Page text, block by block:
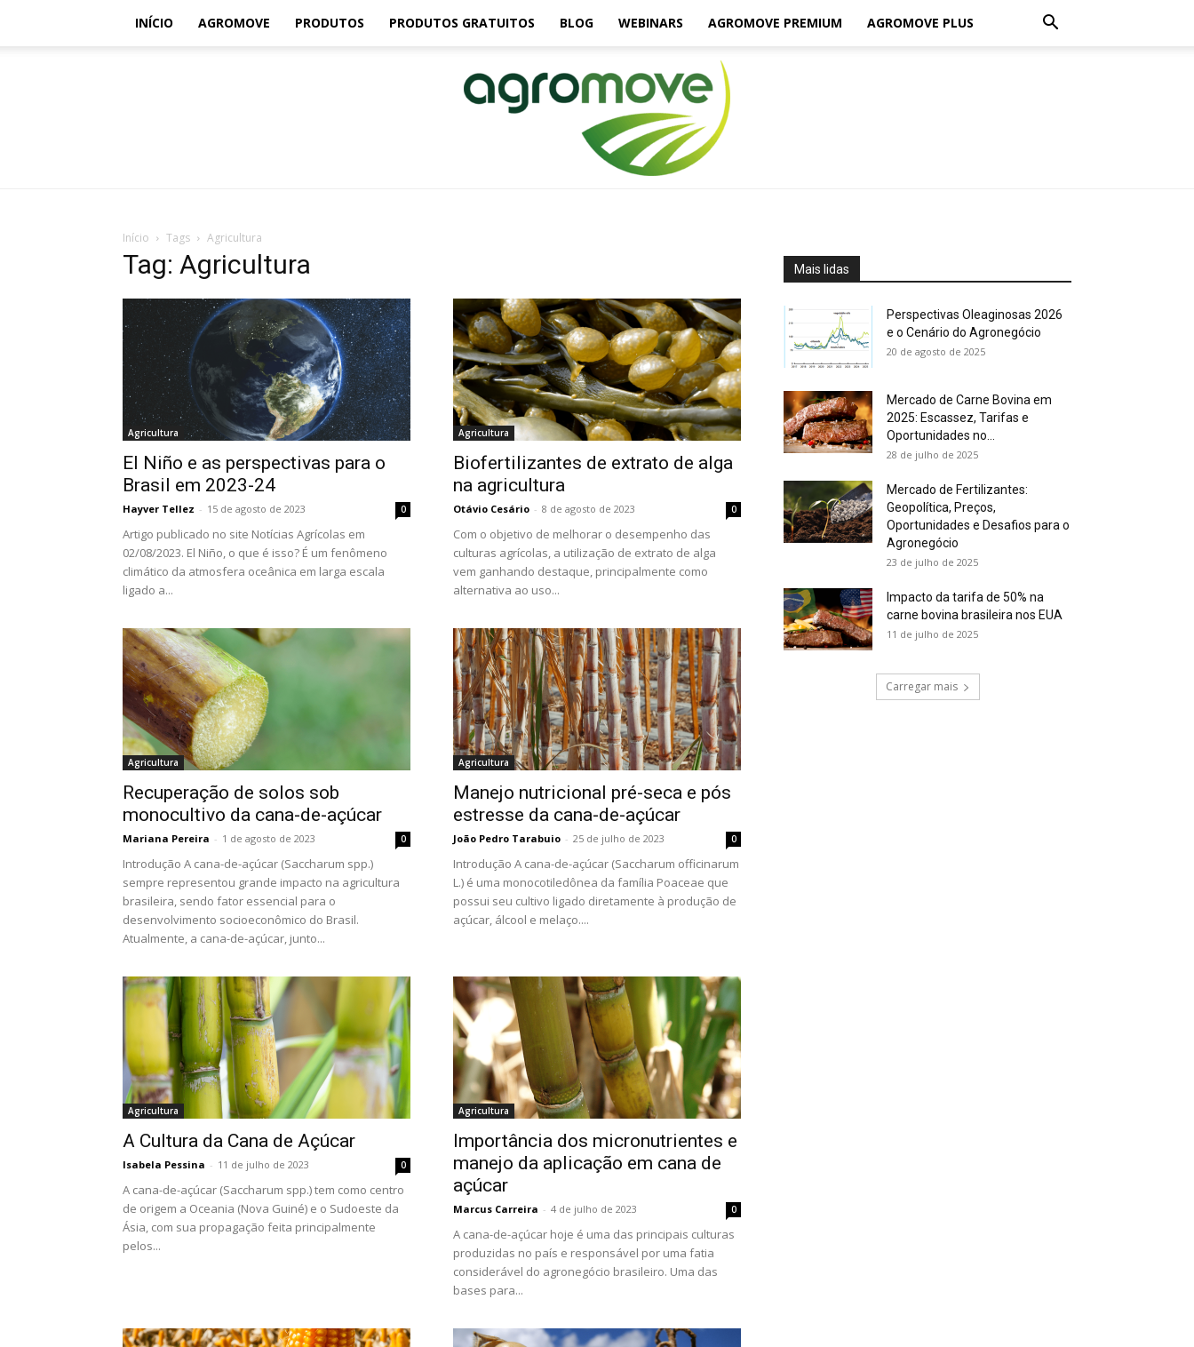
INÍCIO AGROMOVE PRODUTOS PRODUTOS GRATUITOS BLOG WEBINARS AGROMOVE PREMIUM AGROMOVE PLUS
Início Tags Agricultura
Tag: Agricultura
Agricultura
El Niño e as perspectivas para o
Brasil em 2023-24
Hayver Tellez - 15 de agosto de 2023 0
Artigo publicado no site Notícias Agrícolas em
02/08/2023. El Niño, o que é isso? É um fenômeno
climático da atmosfera oceânica em larga escala
ligado a...
Agricultura
Biofertilizantes de extrato de alga
na agricultura
Otávio Cesário - 8 de agosto de 2023 0
Com o objetivo de melhorar o desempenho das
culturas agrícolas, a utilização de extrato de alga
vem ganhando destaque, principalmente como
alternativa ao uso...
Agricultura
Recuperação de solos sob
monocultivo da cana-de-açúcar
Mariana Pereira - 1 de agosto de 2023 0
Introdução A cana-de-açúcar (Saccharum spp.)
sempre representou grande impacto na agricultura
brasileira, sendo fator essencial para o
desenvolvimento socioeconômico do Brasil.
Atualmente, a cana-de-açúcar, junto...
Agricultura
Manejo nutricional pré-seca e pós
estresse da cana-de-açúcar
João Pedro Tarabuio - 25 de julho de 2023 0
Introdução A cana-de-açúcar (Saccharum officinarum
L.) é uma monocotiledônea da família Poaceae que
possui seu cultivo ligado diretamente à produção de
açúcar, álcool e melaço....
Agricultura
A Cultura da Cana de Açúcar
Isabela Pessina - 11 de julho de 2023 0
A cana-de-açúcar (Saccharum spp.) tem como centro
de origem a Oceania (Nova Guiné) e o Sudoeste da
Ásia, com sua propagação feita principalmente
pelos...
Agricultura
Importância dos micronutrientes e
manejo da aplicação em cana de
açúcar
Marcus Carreira - 4 de julho de 2023 0
A cana-de-açúcar hoje é uma das principais culturas
produzidas no país e responsável por uma fatia
considerável do agronegócio brasileiro. Uma das
bases para...
Mais lidas
Perspectivas Oleaginosas 2026
e o Cenário do Agronegócio
20 de agosto de 2025
Mercado de Carne Bovina em
2025: Escassez, Tarifas e
Oportunidades no...
28 de julho de 2025
Mercado de Fertilizantes:
Geopolítica, Preços,
Oportunidades e Desafios para o
Agronegócio
23 de julho de 2025
Impacto da tarifa de 50% na
carne bovina brasileira nos EUA
11 de julho de 2025
Carregar mais